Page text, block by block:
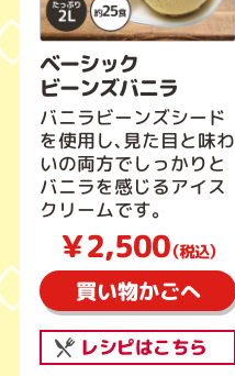
ベーシック
ビーンズバニラ
バニラビーンズシード
を使用し、見た目と味わ
いの両方でしっかりと
バニラを感じるアイス
クリームです。
￥2,500（税込）
買い物かごへ
レシピはこちら